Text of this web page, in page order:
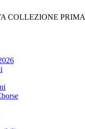
COLLEZIONE